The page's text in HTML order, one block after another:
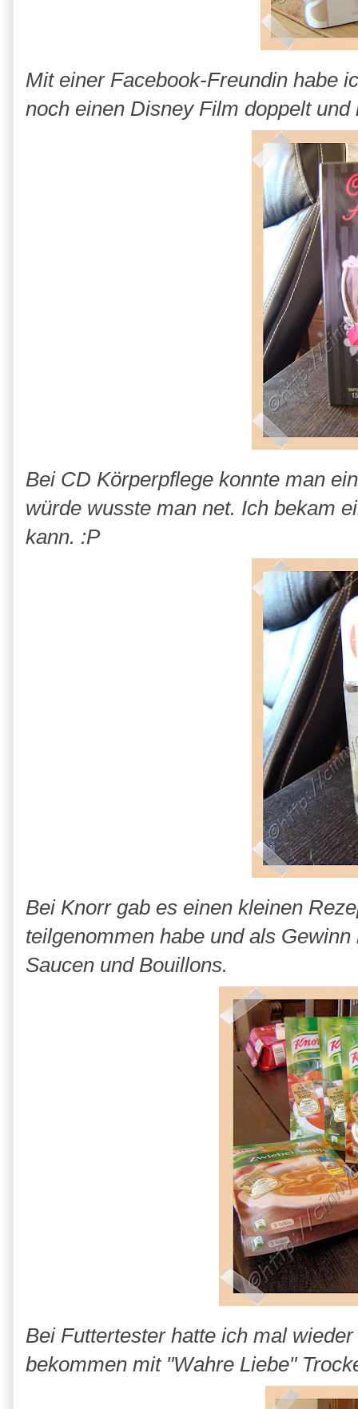
Mit einer Facebook-Freundin habe
noch einen Disney Film doppelt
Bei CD Körperpflege konnte man
würde wusste man net. Ich bekam
kann. :P
Bei Knorr gab es einen kleinen
teilgenommen habe und als
Saucen und Bouillons.
Bei Futtertester hatte ich mal
bekommen mit "Wahre Liebe"